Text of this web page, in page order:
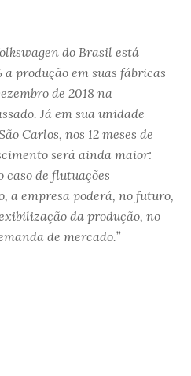
do Brasil está
a produção em suas fábricas
de 2018 na
Já em sua unidade
Carlos, nos 12 meses de
será ainda maior:
caso de flutuações
a empresa poderá, no futuro,
da produção, no
de mercado.”